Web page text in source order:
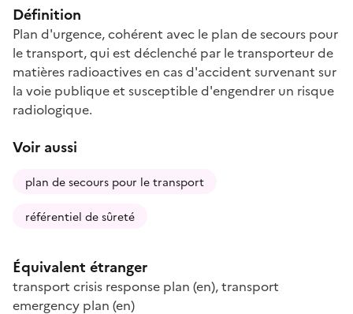
Définition
Plan d'urgence, cohérent avec le plan de secours pour
le transport, qui est déclenché par le transporteur de
matières radioactives en cas d'accident survenant sur
la voie publique et susceptible d'engendrer un risque
radiologique.
Voir aussi
plan de secours pour le transport
référentiel de sûreté
Équivalent étranger
transport crisis response plan (en),transport
emergency plan (en)